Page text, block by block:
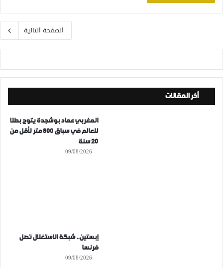
الصفحة التالية
أخر المقالات
المغربي عماد بوشجدة يتوج بطلا
للعالم في سباق 800 متر لأقل من
20 سنة
09/08/2026
إبستين.. شبكة الاستغلال تصل
فرنسا
09/08/2026